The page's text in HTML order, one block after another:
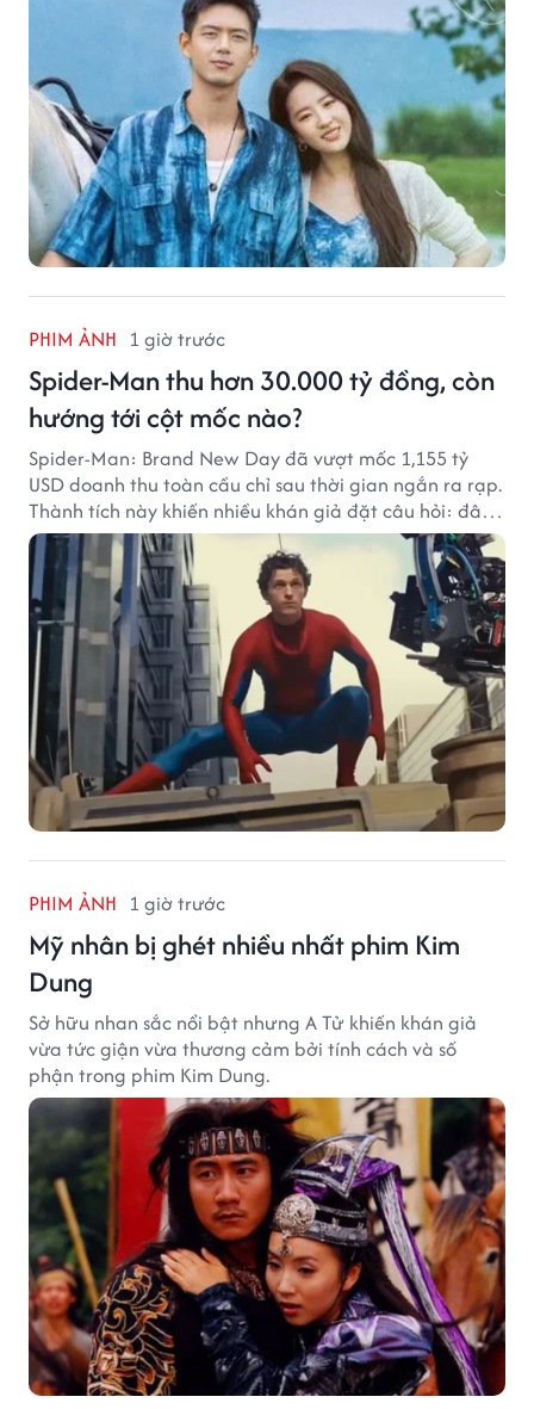
PHIM ẢNH 1 giờ trước
Spider-Man thu hơn 30.000 tỷ đồng, còn
hướng tới cột mốc nào?
Spider-Man: Brand New Day đã vượt mốc 1,155 tỷ
USD doanh thu toàn cầu chỉ sau thời gian ngắn ra rạp.
Thành tích này khiến nhiều khán giả đặt câu hỏi: đâu
sẽ là cột mốc tiếp theo của Người Nhện?
PHIM ẢNH 1 giờ trước
Mỹ nhân bị ghét nhiều nhất phim Kim
Dung
Sở hữu nhan sắc nổi bật nhưng A Tử khiến khán giả
vừa tức giận vừa thương cảm bởi tính cách và số
phận trong phim Kim Dung.